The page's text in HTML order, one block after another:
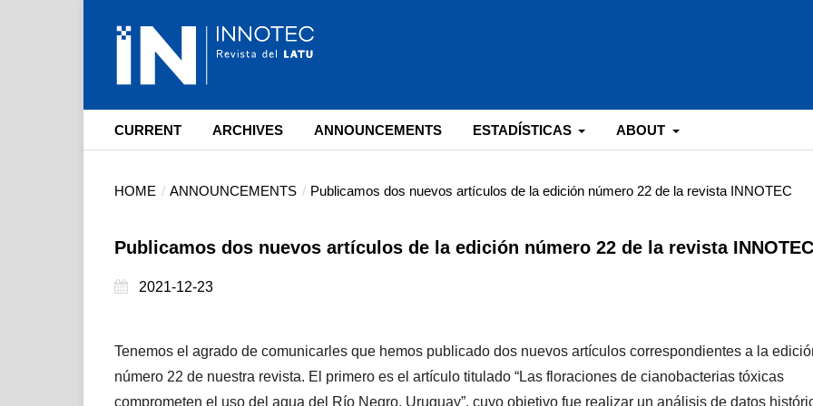
CURRENT ARCHIVES ANNOUNCEMENTS ESTADÍSTICAS ABOUT
HOME / ANNOUNCEMENTS / Publicamos dos nuevos artículos de la edición número 22 de la revista INNOTEC
Publicamos dos nuevos artículos de la edición número 22 de la revista INNOTEC
2021-12-23
Tenemos el agrado de comunicarles que hemos publicado dos nuevos artículos correspondientes a la
número 22 de nuestra revista. El primero es el artículo titulado “Las floraciones de cianobacterias tóxicas
comprometen el uso del agua del Río Negro, Uruguay”, cuyo objetivo fue realizar un análisis de datos